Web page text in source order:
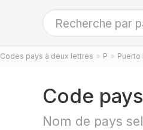
Codes pays à deux lettres P Puerto
Code
Nom de pays